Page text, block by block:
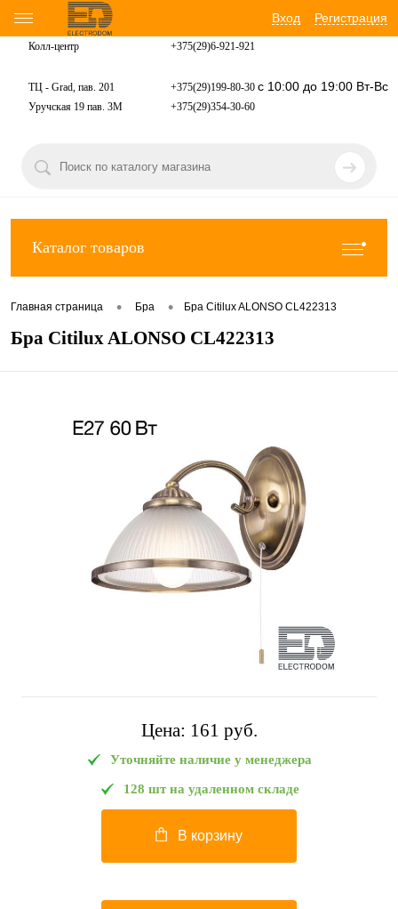
Вход Регистрация
Колл-центр +375(29)6-921-921
ТЦ - Grad, пав. 201 +375(29)199-80-30 с 10:00 до 19:00 Вт-Вс
Уручская 19 пав. 3М +375(29)354-30-60
Каталог товаров
Главная страница • Бра • Бра Citilux ALONSO CL422313
Бра Citilux ALONSO CL422313
Цена: 161 pуб.
Уточняйте наличие у менеджера
128 шт на удаленном складе
В корзину